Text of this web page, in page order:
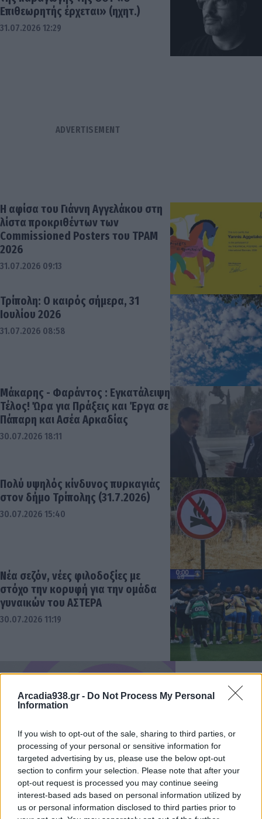
Arcadia938.gr - Do Not Process My Personal
Information
If you wish to opt-out of the sale, sharing to third parties, or
processing of your personal or sensitive information for
targeted advertising by us, please use the below opt-out
section to confirm your selection. Please note that after your
opt-out request is processed you may continue seeing
interest-based ads based on personal information utilized by
us or personal information disclosed to third parties prior to
Επιθεωρητής έρχεται» (ηχητ.)
31.07.2026 12:29
Η αφίσα του Γιάννη Αγγελάκου στη
λίστα προκριθέντων των
Commissioned Posters του TPAM
2026
31.07.2026 09:13
Τρίπολη: Ο καιρός σήμερα, 31
Ιουλίου 2026
31.07.2026 08:58
Μάκαρης - Φαράντος : Εγκατάλειψη
Τέλος! Ώρα για Πράξεις και Έργα σε
Πάπαρη και Ασέα Αρκαδίας
30.07.2026 18:11
Πολύ υψηλός κίνδυνος πυρκαγιάς
στον δήμο Τρίπολης (31.7.2026)
30.07.2026 15:40
Νέα σεζόν, νέες φιλοδοξίες με
στόχο την κορυφή για την ομάδα
γυναικών του ΑΣΤΕΡΑ
30.07.2026 11:19
Το Συμβουλευτικό Κέντρο Τρίπολης